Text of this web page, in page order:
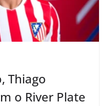
Thiago
o River Plate